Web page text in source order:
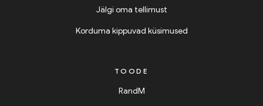
Jälgi oma tellimust
Korduma kippuvad küsimused
TOODE
RandM